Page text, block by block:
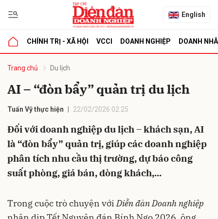
English
CHÍNH TRỊ - XÃ HỘI VCCI DOANH NGHIỆP DOANH
Trang chủ Du lịch
AI – “đòn bẩy” quản trị du lịch
Tuấn Vỹ thực hiện 22/02/2026 02:25
Đối với doanh nghiệp du lịch – khách sạn, AI
là “đòn bẩy” quản trị, giúp các doanh nghiệp
phân tích nhu cầu thị trường, dự báo công
suất phòng, giá bán, dòng khách,...
Trong cuộc trò chuyện vớiDiễn đàn Doanh nghiệp
luận
Hủy